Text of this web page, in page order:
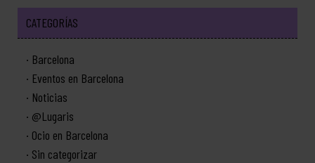
CATEGORÍAS
Barcelona
Eventos en Barcelona
Noticias
@Lugaris
Ocio en Barcelona
Sin categorizar